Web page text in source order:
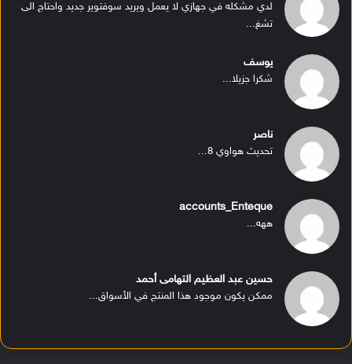
لدي مشكله في جهازي لا يعمل ويريد سوفتوير جديد واحتاج الى
تشغ...
يوسف
شكرا جزيلا...
ناصر
تحديث هواوي 8...
accounts_Enteque
ههه...
حسين عبد العظيم التهامى أحمد
ممكن يكون موجود هذا المنتج في الأسواق...